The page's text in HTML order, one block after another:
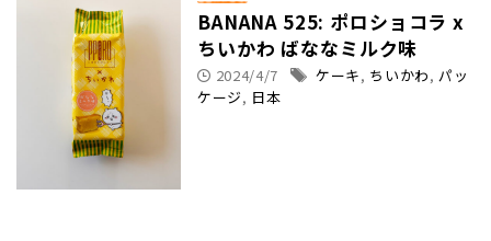
BANANA 525: ポロショコラ x
ちいかわ ばななミルク味
2024/4/7 ケーキ, ちいかわ,パッ
ケージ, 日本